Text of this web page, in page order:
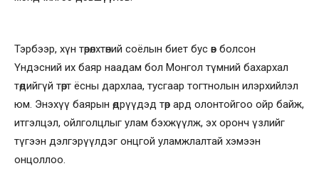
Тэрбээр, хүн төрөлхтөний соёлын биет бус өв болсон
Үндэсний их баяр наадам бол Монгол түмний бахархал
төдийгүй төрт ёсны дархлаа, тусгаар тогтнолын илэрхийлэл
юм. Энэхүү баярын өдрүүдэд төр ард олонтойгоо ойр байж,
итгэлцэл, ойлголцлыг улам бэхжүүлж, эх оронч үзлийг
түгээн дэлгэрүүлдэг онцгой уламжлалтай хэмээн
онцоллоо.